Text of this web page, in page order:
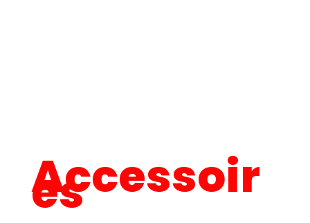
Accessoir
es